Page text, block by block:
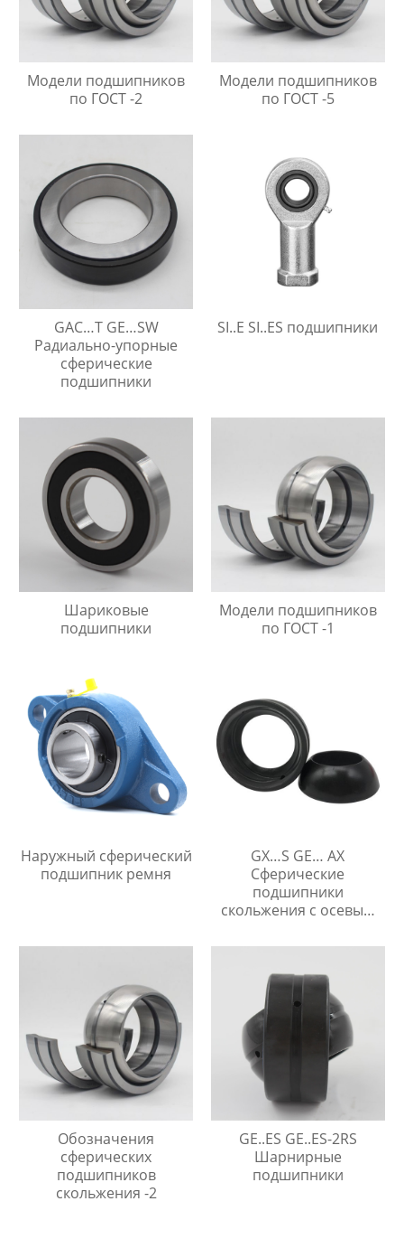
Модели подшипников
по ГОСТ -2
Модели подшипников
по ГОСТ -5
GAC…T GE…SW
Радиально-упорные
сферические
подшипники
SI..E SI..ES подшипники
Шариковые
подшипники
Модели подшипников
по ГОСТ -1
Наружный сферический
подшипник ремня
GX…S GE… AX
Сферические
подшипники
скольжения с осевым
Обозначения
сферических
подшипников
скольжения -2
GE..ES GE..ES-2RS
Шарнирные
подшипники